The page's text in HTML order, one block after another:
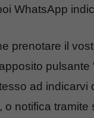
WhatsApp
prenotare il
ad
notifica